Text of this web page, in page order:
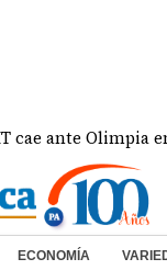
Olimpia en la
ECONOMÍA